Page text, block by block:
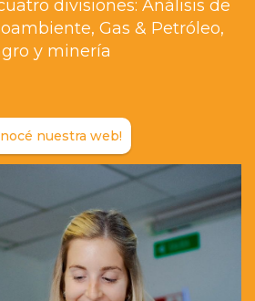
divisiones: Análisis de
Gas & Petróleo,
y minería
nuestra web!